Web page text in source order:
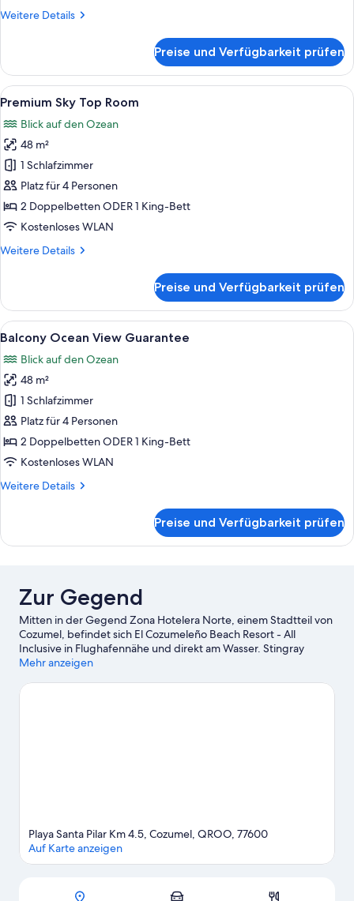
Weitere Details
Weitere
Meerblick
(sky
)
Preise und Verfügbarkeit prüfen
Alle
Fotos
für
Premium
Sky
Top
Room
anzeigen
Ein Hotelzimmer mit Bett,
4
Premium Sky Top Room
Blick auf den Ozean
48 m²
1 Schlafzimmer
Platz für 4 Personen
2 Doppelbetten ODER 1 King-Bett
Kostenloses WLAN
Weitere Details
Weitere
Sky
Top
Room
Preise und Verfügbarkeit prüfen
Alle
Fotos
für
Balcony
Ocean
View
Guarantee
anzeigen
Ein Hotelzimmer mit Bett,
3
Balcony Ocean View Guarantee
Blick auf den Ozean
48 m²
1 Schlafzimmer
Platz für 4 Personen
2 Doppelbetten ODER 1 King-Bett
Kostenloses WLAN
Weitere Details
Weitere
Ocean
Preise und Verfügbarkeit prüfen
Zur Gegend
Mitten in der Gegend Zona Hotelera Norte, einem Stadtteil von
Cozumel, befindet sich El Cozumeleño Beach Resort - All
Inclusive in Flughafennähe und direkt am Wasser. Stingray
Beach ist einen Ausflug wert, wenn du etwas unternehmen
sollte Folgendes besuchen: Chankanaab Nationapark und Playa
Mehr anzeigen
Karte
Playa Santa Pilar Km 4.5, Cozumel, QROO, 77600
Auf Karte anzeigen